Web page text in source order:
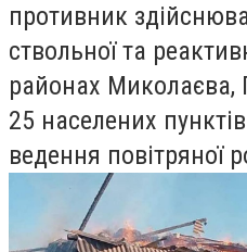
противник
ствольної та
районах Миколаєва,
25 населених
ведення повітряної